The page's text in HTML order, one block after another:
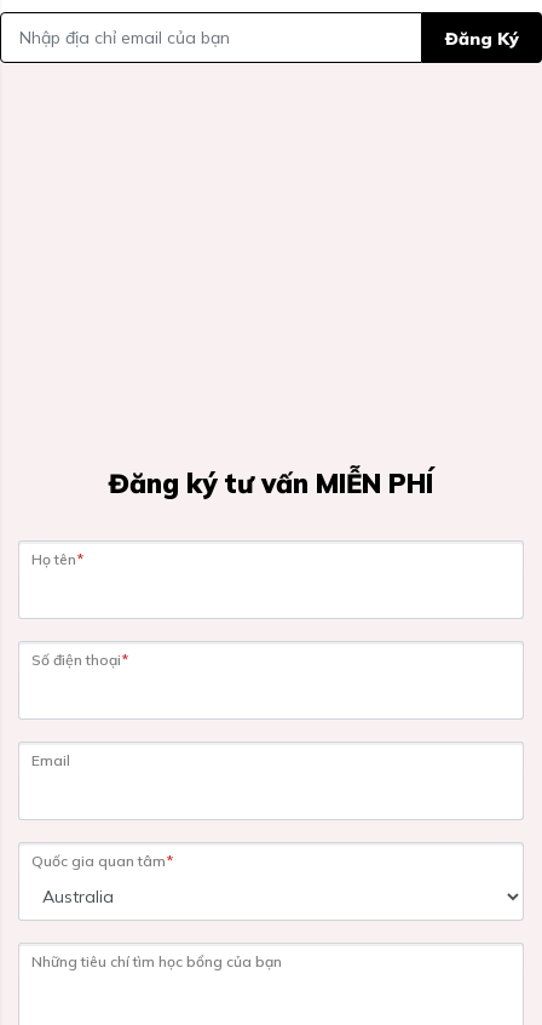
Đăng Ký
Đăng ký tư vấn MIỄN PHÍ
Họ tên*
Số điện thoại*
Email
Quốc gia quan tâm*
Những tiêu chí tìm học bổng của bạn